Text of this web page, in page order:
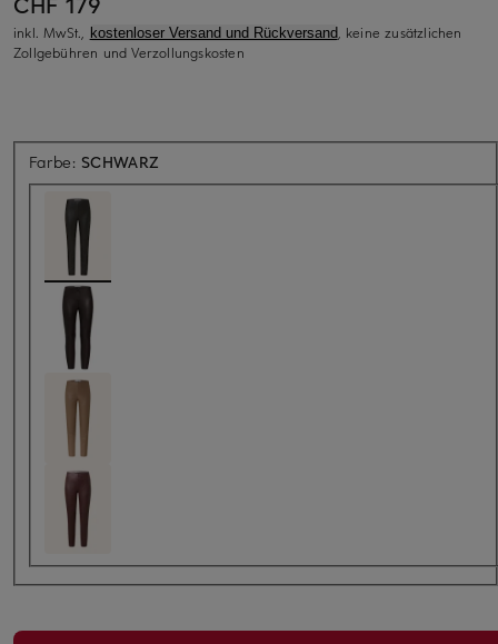
inkl. MwSt., kostenloser Versand und Rückversand, keine zusätzlichen
Zollgebühren und Verzollungskosten
Farbe: SCHWARZ